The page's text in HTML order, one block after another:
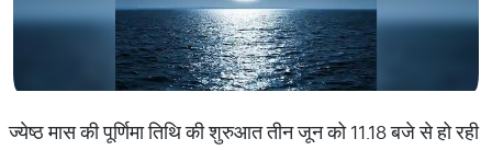
ज्येष्ठ मास की पूर्णिमा तिथि की शुरुआत तीन जून को 11.18 बजे से हो रही